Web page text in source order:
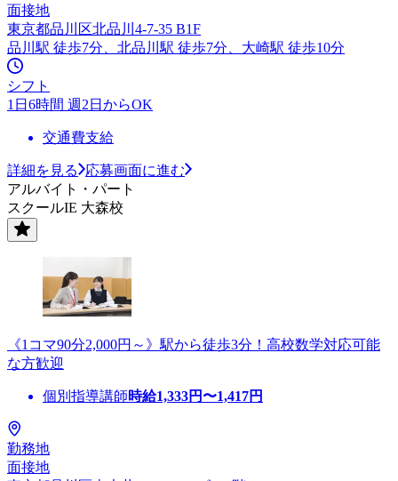
面接地
東京都品川区北品川4-7-35 B1F
品川駅 徒歩7分、北品川駅 徒歩7分、大崎駅 徒歩10分
シフト
1日6時間 週2日からOK
交通費支給
詳細を見る
応募画面に進む
アルバイト・パート
スクールIE 大森校
《1コマ90分2,000円～》駅から徒歩3分！高校数学対応可能
な方歓迎
個別指導講師時給1,333円〜1,417円
勤務地
面接地